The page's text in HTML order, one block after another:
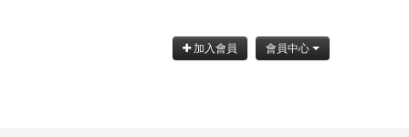
加入會員 會員中心